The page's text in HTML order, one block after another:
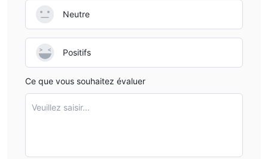
des tutoriels, une académie de trading et des actualités du
marché, améliorant les connaissances et les compétences des
traders.
Inconvénients :
Cependant, il existe certains inconvénients associés à Merlion
Global qui doivent être pris en compte.
Tout d'abord, Merlion Global n'a actuellement
des complexités juridiques potentielles.
Neutre
Positifs
Ce que vous souhaitez évaluer
Veuillez saisir...